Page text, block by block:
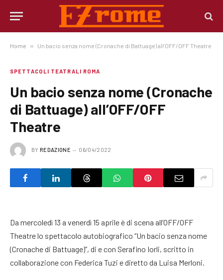
Home » Un bacio senza nome (Cronache di Battuage) all’OFF/OFF Theatre
SPETTACOLI TEATRALI ROMA
Un bacio senza nome (Cronache
di Battuage) all’OFF/OFF
Theatre
BY REDAZIONE 06/04/2022
Da mercoledì 13 a venerdì 15 aprile è di scena all’OFF/OFF
Theatre lo spettacolo autobiografico “Un bacio senza nome
(Cronache di Battuage)”, di e con Serafino Iorli, scritto in
collaborazione con Federica Tuzi e diretto da Luisa Merloni.